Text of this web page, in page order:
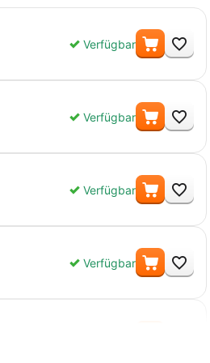
Mechanische Steuerung
Verfügbar
Verfügbar
Verfügbar
Verfügbar